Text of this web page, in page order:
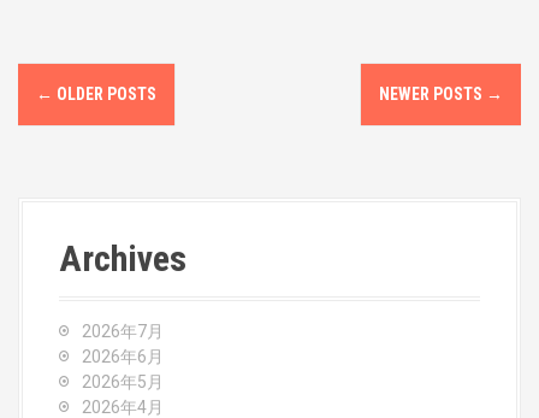
P
o
← OLDER POSTS NEWER POSTS →
Archives
2026年7月
2026年6月
2026年5月
2026年4月